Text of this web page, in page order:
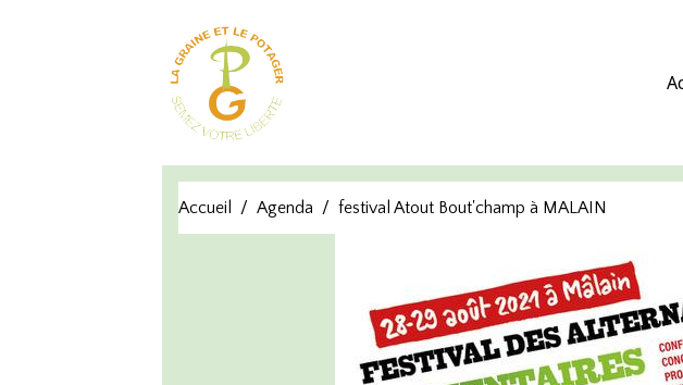
Accueil Agenda festival Atout Bout'champ à MALAIN